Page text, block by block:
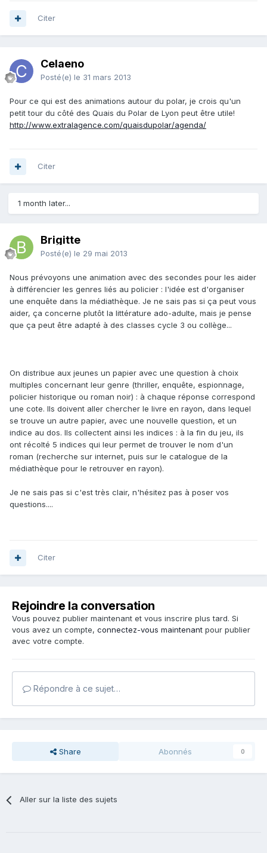
Citer
Celaeno
Posté(e) le 31 mars 2013
Pour ce qui est des animations autour du polar, je crois qu'un
petit tour du côté des Quais du Polar de Lyon peut être utile!
http://www.extralagence.com/quaisdupolar/agenda/
Citer
1 month later...
Brigitte
Posté(e) le 29 mai 2013
Nous prévoyons une animation avec des secondes pour les aider
à différencier les genres liés au policier : l'idée est d'organiser
une enquête dans la médiathèque. Je ne sais pas si ça peut vous
aider, ça concerne plutôt la littérature ado-adulte, mais je pense
que ça peut être adapté à des classes cycle 3 ou collège...
On distribue aux jeunes un papier avec une question à choix
multiples concernant leur genre (thriller, enquête, espionnage,
policier historique ou roman noir) : à chaque réponse correspond
une cote. Ils doivent aller chercher le livre en rayon, dans lequel
se trouve un autre papier, avec une nouvelle question, et un
indice au dos. Ils collectent ainsi les indices : à la fin du jeu, ils
ont récolté 5 indices qui leur permet de trouver le nom d'un
roman (recherche sur internet, puis sur le catalogue de la
médiathèque pour le retrouver en rayon).
Je ne sais pas si c'est très clair, n'hésitez pas à poser vos
questions....
Citer
Rejoindre la conversation
Vous pouvez publier maintenant et vous inscrire plus tard. Si
vous avez un compte, connectez-vous maintenant pour publier
avec votre compte.
Répondre à ce sujet…
Share Abonnés 0
Aller sur la liste des sujets